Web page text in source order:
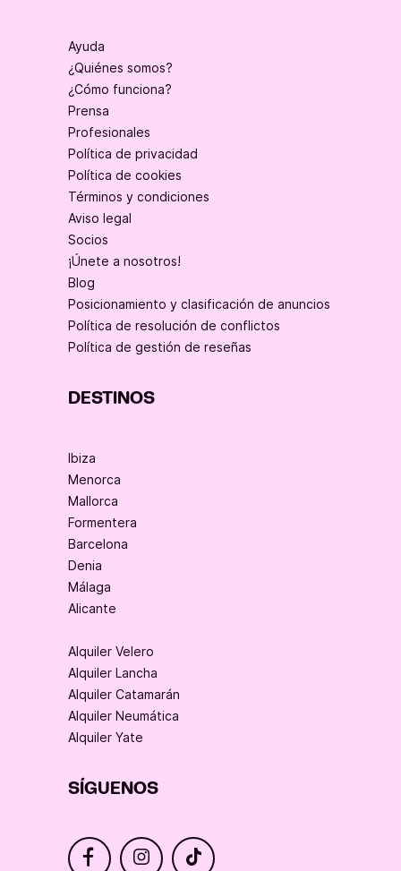
Ayuda
¿Quiénes somos?
¿Cómo funciona?
Prensa
Profesionales
Política de privacidad
Política de cookies
Términos y condiciones
Aviso legal
Socios
¡Únete a nosotros!
Blog
Posicionamiento y clasificación de anuncios
Política de resolución de conflictos
Política de gestión de reseñas
DESTINOS
Ibiza
Menorca
Mallorca
Formentera
Barcelona
Denia
Málaga
Alicante
Alquiler Velero
Alquiler Lancha
Alquiler Catamarán
Alquiler Neumática
Alquiler Yate
SÍGUENOS